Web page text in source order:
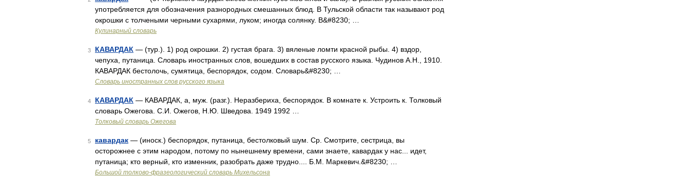
употребляется для обозначения разнородных смешанных блюд. В Тульской области так называют род
окрошки с толчеными черными сухарями, луком; иногда солянку. В&#8230; …
Кулинарный словарь
3 КАВАРДАК — (тур.). 1) род окрошки. 2) густая брага. 3) вяленые ломти красной рыбы. 4) вздор,
чепуха, путаница. Словарь иностранных слов, вошедших в состав русского языка. Чудинов А.Н., 1910.
КАВАРДАК бестолочь, сумятица, беспорядок, содом. Словарь&#8230; …
Словарь иностранных слов русского языка
4 КАВАРДАК — КАВАРДАК, а, муж. (разг.). Неразбериха, беспорядок. В комнате к. Устроить к. Толковый
словарь Ожегова. С.И. Ожегов, Н.Ю. Шведова. 1949 1992 …
Толковый словарь Ожегова
5 кавардак — (иноск.) беспорядок, путаница, бестолковый шум. Ср. Смотрите, сестрица, вы
осторожнее с этим народом, потому по нынешнему времени, сами знаете, кавардак у нас... идет,
путаница; кто верный, кто изменник, разобрать даже трудно.... Б.М. Маркевич.&#8230; …
Большой толково-фразеологический словарь Михельсона